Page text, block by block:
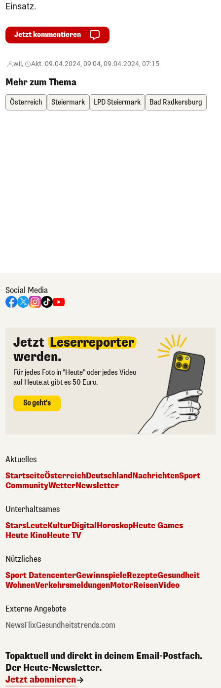
Einsatz.
Jetzt kommentieren
wil, Akt. 09.04.2024, 09:04, 09.04.2024, 07:15
Mehr zum Thema
Österreich Steiermark LPD Steiermark Bad Radkersburg
Social Media
Jetzt Leserreporter
werden.
Für jedes Foto in "Heute" oder jedes Video
auf Heute.at gibt es 50 Euro.
So geht's
Aktuelles
StartseiteÖsterreichDeutschlandNachrichtenSport
CommunityWetterNewsletter
Unterhaltsames
StarsLeuteKulturDigital HoroskopHeute Games
Heute KinoHeute TV
Nützliches
Sport DatencenterGewinnspieleRezepteGesundheit
WohnenVerkehrsmeldungenMotorReisenVideo
Externe Angebote
NewsFlixGesundheitstrends.com
Topaktuell und direkt in deinem Email-Postfach.
Der Heute-Newsletter.
Jetzt abonnieren